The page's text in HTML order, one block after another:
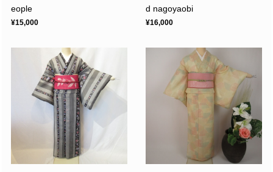
eople
¥15,000
d nagoyaobi
¥16,000